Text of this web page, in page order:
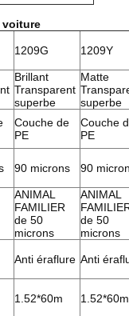
voiture
1209G 1209Y
Brillant
Transparent
superbe
Matte
superbe
Couche de
PE
Couche
PE
90 microns 90
ANIMAL
FAMILIER
de 50
microns
ANIMAL
de 50
microns
Anti éraflure Anti
1.52*60m 1.52*60m